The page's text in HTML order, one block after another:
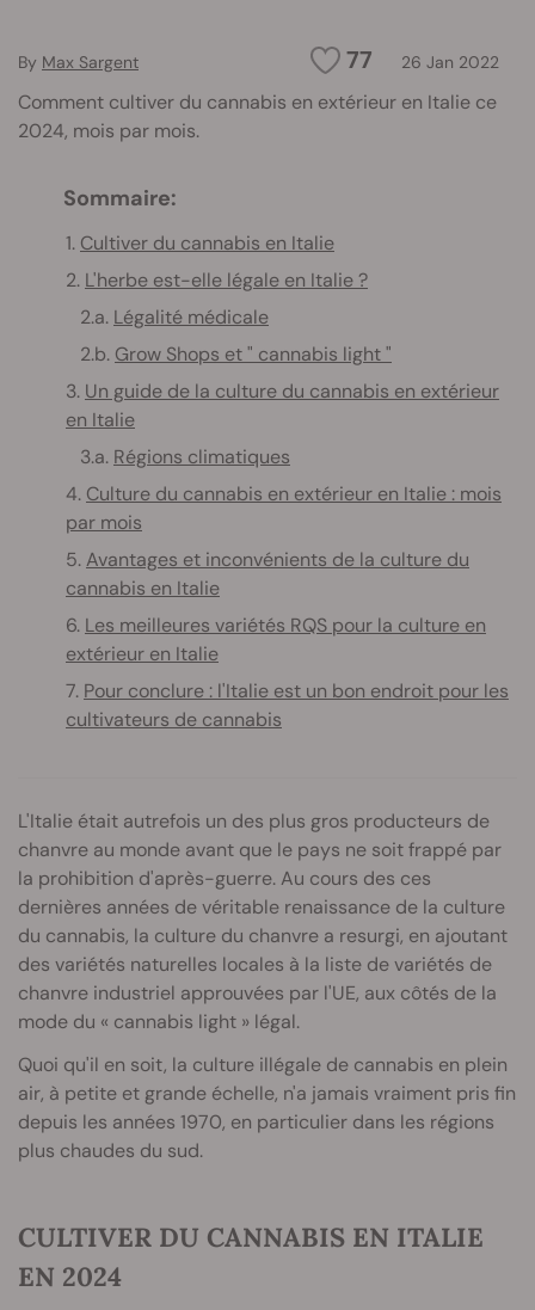
77 26 Jan 2022
By Max Sargent
Comment cultiver du cannabis en extérieur en Italie ce
2024, mois par mois.
Sommaire:
1. Cultiver du cannabis en Italie
2. L'herbe est-elle légale en Italie ?
2.a. Légalité médicale
2.b. Grow Shops et " cannabis light "
3. Un guide de la culture du cannabis en extérieur
en Italie
3.a. Régions climatiques
4. Culture du cannabis en extérieur en Italie : mois
par mois
5.Avantages et inconvénients de la culture du
cannabis en Italie
6. Les meilleures variétés RQS pour la culture en
extérieur en Italie
7. Pour conclure : l'Italie est un bon endroit pour les
cultivateurs de cannabis
L'Italie était autrefois un des plus gros producteurs de
chanvre au monde avant que le pays ne soit frappé par
la prohibition d'après-guerre. Au cours des ces
dernières années de véritable renaissance de la culture
du cannabis, la culture du chanvre a resurgi, en ajoutant
des variétés naturelles locales à la liste de variétés de
chanvre industriel approuvées par l'UE, aux côtés de la
mode du « cannabis light » légal.
Quoi qu'il en soit, la culture illégale de cannabis en plein
air, à petite et grande échelle, n'a jamais vraiment pris fin
depuis les années 1970, en particulier dans les régions
plus chaudes du sud.
CULTIVER DU CANNABIS EN ITALIE
EN 2024